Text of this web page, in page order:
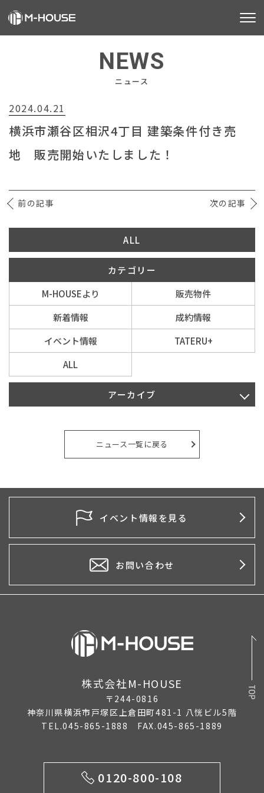
不動産事業
建築事業
お客様の声
会社情報
お知らせ
0120-800-108
営業時間／10：00〜19：00 定休日／水曜日
お問い合わせ
NEWS
ニュース
2024.04.21
横浜市瀬谷区相沢4丁目 建築条件付き売
地 販売開始いたしました！
前の記事 次の記事
ALL
カテゴリー
M-HOUSEより
販売物件
新着情報
成約情報
イベント情報
TATERU+
ALL
アーカイブ
2026年7月
2026年5月
2026年4月
2026年3月
2026年2月
2026年1月
2025年11月
2025年9月
2025年8月
2025年7月
2025年5月
ニュース一覧に戻る
イベント情報を見る
お問い合わせ
株式会社M-HOUSE
〒244-0816
神奈川県横浜市戸塚区上倉田町481-1 八恍ビル5階
TEL.045-865-1888 FAX.045-865-1889
0120-800-108